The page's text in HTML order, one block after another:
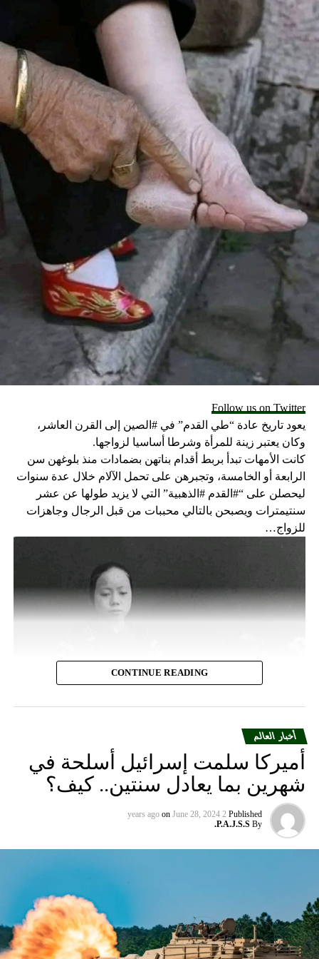
RELATED TOPICS:
UP
خبيث مخفي يصيب المسيحيين
DON'T MISS
بالأسماء والتفاصيل.. أكثر المدن تلوثا في لبنان
Follow us on Twitter
يعود تاريخ عادة “طي القدم” في #الصين إلى القرن العاشر،
وكان يعتبر زينة للمرأة وشرطا أساسيا لزواجها.
كانت الأمهات تبدأ بربط أقدام بناتهن بضمادات منذ بلوغهن سن
الرابعة أو الخامسة، وتجبرهن على تحمل الآلام خلال عدة سنوات
ليحصلن على “#القدم #الذهبية” التي لا يزيد طولها عن عشر
سنتيمترات ويصبحن بالتالي محببات من قبل الرجال وجاهزات
للزواج…
CONTINUE READING
أخبار العالم
أميركا سلمت إسرائيل أسلحة في
شهرين بما يعادل سنتين.. كيف؟
Published
2 years ago
on June 28, 2024
By
P.A.J.S.S.